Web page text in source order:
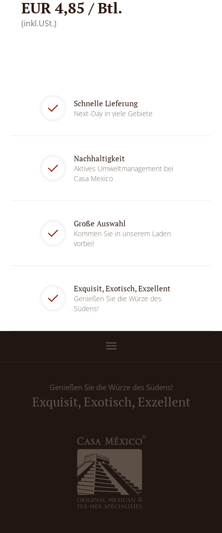
EUR 4,85 / Btl.
(inkl.USt.)
Schnelle Lieferung
Next-Day in viele Gebiete
Nachhaltigkeit
Aktives Umweltmanagement bei
Casa Mexico
Große Auswahl
Kommen Sie in unserem Laden
vorbei!
Exquisit, Exotisch, Exzellent
Genießen Sie die Würze des
Südens!
Genießen Sie die Würze des Südens!
Exquisit, Exotisch, Exzellent